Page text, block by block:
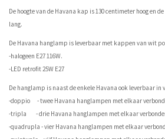
De hoogte van de Havana kap is 130 centimeter hoog en
lang.
De Havana hanglamp is leverbaar met kappen van wit
-halogeen E27 116W.
-LED retrofit 25W E27
De hanglamp is naast de enkele Havana ook leverbaar in
-doppio - twee Havana hanglampen met elkaar
-tripla - drie Havana hanglampen met elkaar
-quadrupla - vier Havana hanglampen met elkaar